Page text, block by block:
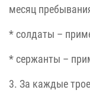
месяц
* солдаты –
* сержанты –
3. За каждые